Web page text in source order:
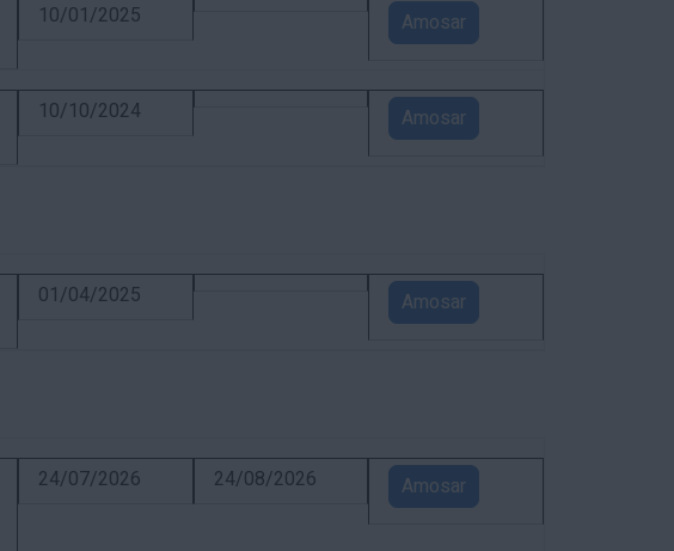
10/01/2025 Amosar
10/10/2024 Amosar
01/04/2025 Amosar
24/07/2026 24/08/2026 Amosar